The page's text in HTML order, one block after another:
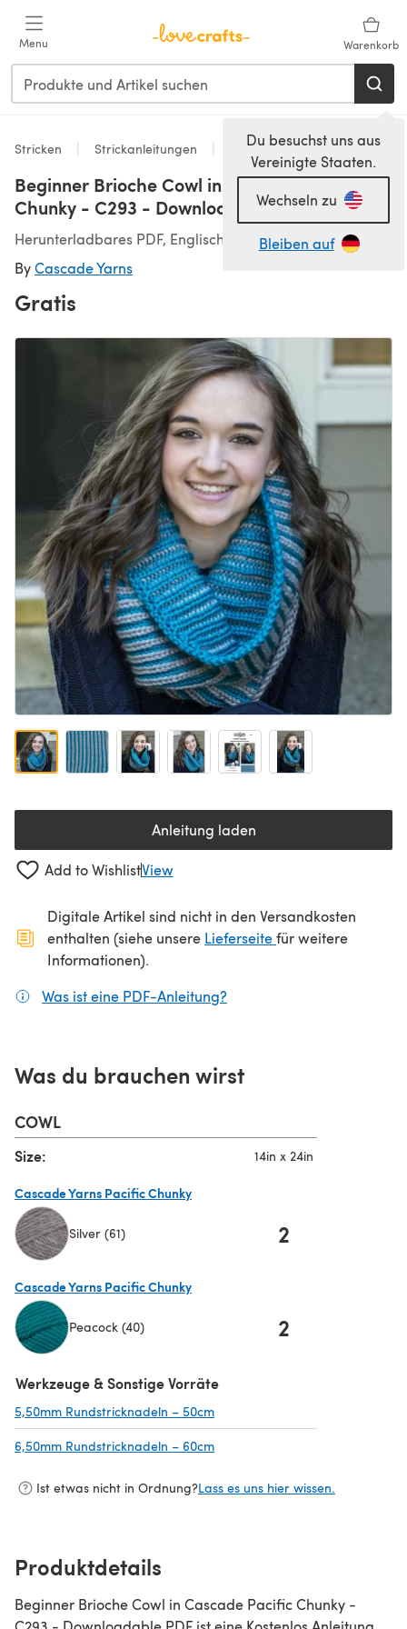
Menu Warenkorb
Du besuchst uns aus
Vereinigte Staaten.
Wechseln zu
Bleiben auf
Stricken Strickanleitungen Snood Strickanleitungen
Beginner Brioche Cowl in Cascade Pacific
Chunky - C293 - Downloadable PDF
Herunterladbares PDF, Englisch
ByCascade Yarns
Gratis
Anleitung laden(öffnet sich in einem neuen
Add to WishlistView
Digitale Artikel sind nicht in den Versandkosten
enthalten (siehe unsere Lieferseite(öffnet sich in
für weitere
Informationen).
Was ist eine PDF-Anleitung?
Was du brauchen wirst
COWL
Size: 14in x 24in
Cascade Yarns Pacific Chunky
Silver (61) 2
Cascade Yarns Pacific Chunky
Peacock (40) 2
Werkzeuge & Sonstige Vorräte
5,50mm Rundstricknadeln – 50cm
6,50mm Rundstricknadeln – 60cm
Ist etwas nicht in Ordnung?Lass es uns hier wissen.
Produktdetails
Beginner Brioche Cowl in Cascade Pacific Chunky -